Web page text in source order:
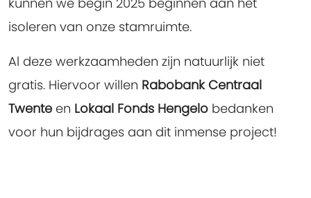
isoleren van onze stamruimte.
Al deze werkzaamheden zijn natuurlijk niet
gratis. Hiervoor willen Rabobank Centraal
Twente en Lokaal Fonds Hengelo bedanken
voor hun bijdrages aan dit inmense project!